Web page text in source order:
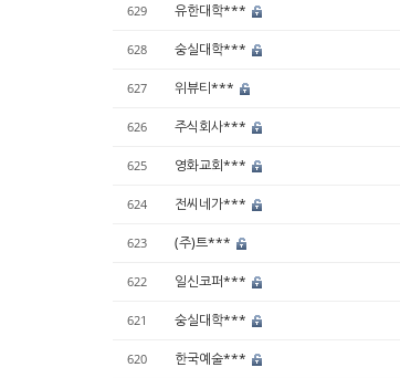
629 유한대학***
628 숭실대학***
627 위뷰티***
626 주식회사***
625 영화교회***
624 전씨네가***
623 (주)트***
622 일신코퍼***
621 숭실대학***
620 한국예술***